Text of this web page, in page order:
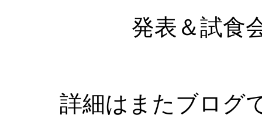
発表＆試食
詳細はまたブログ